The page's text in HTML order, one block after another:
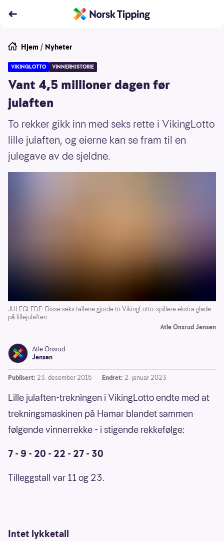
Hjem / Nyheter
VIKINGLOTTO VINNERHISTORIE
Vant 4,5 millioner dagen før
julaften
To rekker gikk inn med seks rette i VikingLotto
lille julaften, og eierne kan se fram til en
julegave av de sjeldne.
JULEGLEDE: Disse seks tallene gjorde to VikingLotto-spillere ekstra glade
på lillejulaften.
Atle Onsrud Jensen
Atle Onsrud
Jensen
Publisert: 23. desember 2015 Endret: 2. januar 2023
Lille julaften-trekningen i VikingLotto endte med at
trekningsmaskinen på Hamar blandet sammen
følgende vinnerrekke - i stigende rekkefølge:
7 - 9 - 20 - 22 - 27 - 30
Tilleggstall var 11 og 23.
Intet lykketall